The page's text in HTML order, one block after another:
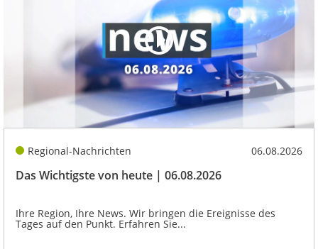
Regional-Nachrichten 06.08.2026
Das Wichtigste von heute | 06.08.2026
Ihre Region, Ihre News. Wir bringen die Ereignisse des
Tages auf den Punkt. Erfahren Sie...